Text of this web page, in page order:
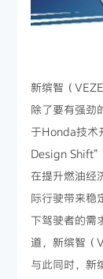
新缤智（
除了要有强劲
于Honda技术
Design Shift”
在提升燃油经
际行驶带来稳
下驾驶者的需
道，新缤智（
与此同时，新